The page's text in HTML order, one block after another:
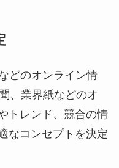
どのオンライン情
、業界紙などのオ
トレンド、競合の情
なコンセプトを決定